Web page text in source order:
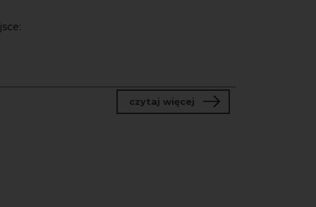
czytaj więcejo Skąd jesteśmy?